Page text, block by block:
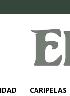
CARIPELAS